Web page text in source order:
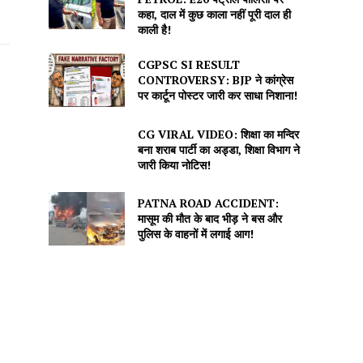
कहा, दाल में कुछ काला नहीं पूरी दाल ही
काली है!
CGPSC SI RESULT
CONTROVERSY: BJP ने कांग्रेस
पर कार्टून पोस्टर जारी कर साधा निशाना!
CG VIRAL VIDEO: शिक्षा का मन्दिर
बना शराब पार्टी का अड्डा, शिक्षा विभाग ने
जारी किया नोटिस!
PATNA ROAD ACCIDENT:
मासूम की मौत के बाद भीड़ ने बस और
पुलिस के वाहनों में लगाई आग!